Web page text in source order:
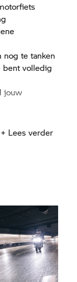
nog te tanken
volledig
jouw
+ Lees verder